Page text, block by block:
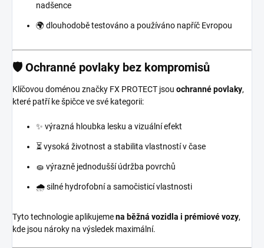
nadšence
🌍 dlouhodobě testováno a používáno napříč Evropou
🛡️ Ochranné povlaky bez kompromisů
Klíčovou doménou značky FX PROTECT jsou ochranné povlaky,
které patří ke špičce ve své kategorii:
✨ výrazná hloubka lesku a vizuální efekt
⏳ vysoká životnost a stabilita vlastností v čase
🧽 výrazně jednodušší údržba povrchů
🌧️ silné hydrofobní a samočisticí vlastnosti
Tyto technologie aplikujemena běžná vozidla i prémiové vozy,
kde jsou nároky na výsledek maximální.